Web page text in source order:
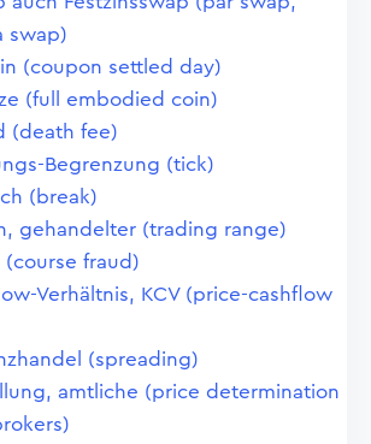
swap)
(coupon settled day)
(full embodied coin)
(death fee)
Begrenzung (tick)
(break)
gehandelter (trading range)
fraud)
Verhältnis, KCV (price-cashflow
(spreading)
amtliche (price determination